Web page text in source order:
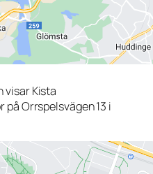
visar Kista
på Orrspelsvägen 13 i